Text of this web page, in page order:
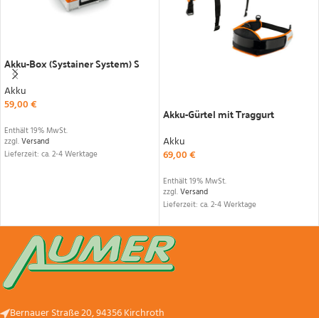
Akku-Box (Systainer System) S
Akku
59,00€
Enthält 19% MwSt.
zzgl.Versand
Lieferzeit: ca. 2-4 Werktage
Akku-Gürtel mit Traggurt
Akku
69,00€
Enthält 19% MwSt.
zzgl.Versand
Lieferzeit: ca. 2-4 Werktage
Bernauer Straße 20, 94356 Kirchroth